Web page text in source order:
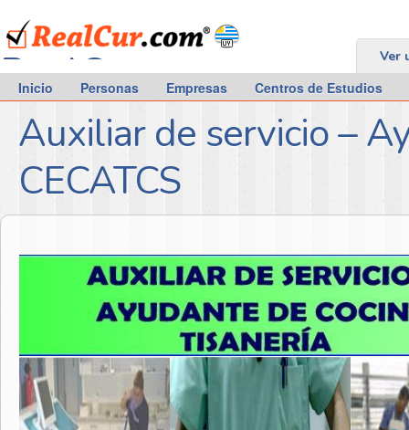
RealCur.com Ver
Inicio Personas Empresas Centros de Estudios
Auxiliar de servicio –
CECATCS